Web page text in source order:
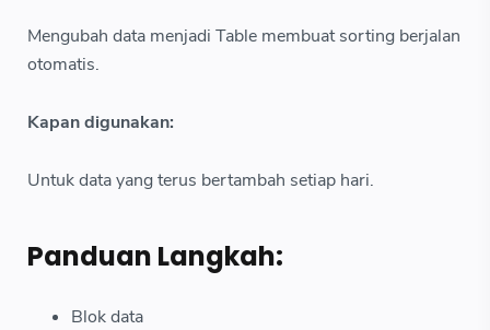
Mengubah data menjadi Table membuat sorting berjalan
otomatis.
Kapan digunakan:
Untuk data yang terus bertambah setiap hari.
Panduan Langkah:
Blok data